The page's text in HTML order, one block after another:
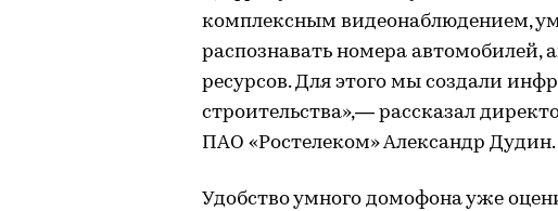
комплексным видеонаблюдением,
распознавать номера
ресурсов. Для этого мы создали
строительства»,— рассказал
ПАО «Ростелеком» Александр Дудин.
Удобство умного домофона уже